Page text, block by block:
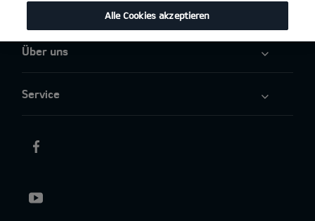
Über uns
Service
Alle Cookies akzeptieren